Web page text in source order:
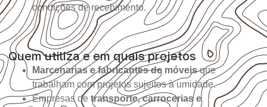
condições de recebimento.
Quem utiliza e em quais projetos
Marcenarias e fabricantes de móveisque
trabalham com projetos sujeitos à umidade.
Empresas de transporte, carrocerias e